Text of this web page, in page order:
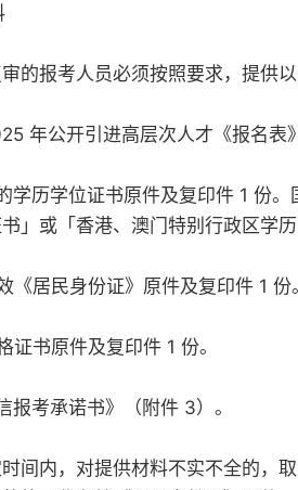
的报考人员必须按照要求，提供
年公开引进高层次人才《报名表
学历学位证书原件及复印件 1 份
」或「香港、澳门特别行政区学
《居民身份证》原件及复印件 1 份
证书原件及复印件 1 份。
报考承诺书》（附件 3）。
间内，对提供材料不实不全的，